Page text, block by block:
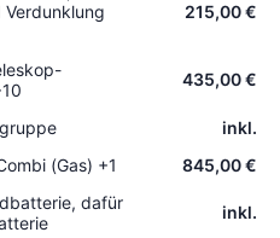
215,00 €
435,00 €
inkl.
(Gas) +1 845,00 €
dafür
inkl.